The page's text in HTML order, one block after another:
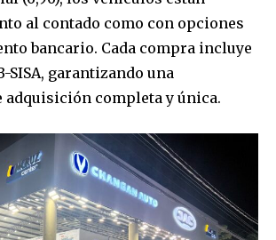
thePrivacy Policy.
al contado como con opciones
bancario. Cada compra incluye
SISA, garantizando una
adquisición completa y única.